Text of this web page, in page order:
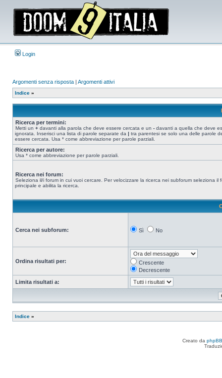
Login
Argomenti senza risposta | Argomenti attivi
Indice »
Ricerca per termini:
Metti un + davanti alla parola che deve essere cercata e un - davanti a quella che deve
ignorata. Inserisci una lista di parole separate da | tra parentesi se solo una delle parole
essere cercata. Usa * come abbreviazione per parole parziali.
Ricerca per autore:
Usa * come abbreviazione per parole parziali.
Ricerca nei forum:
Seleziona il/i forum in cui vuoi cercare. Per velocizzare la ricerca nei subforum seleziona il
principale e abilita la ricerca.
Cerca nei subforum: Sì No
Ordina risultati per:
Crescente
Decrescente
Limita risultati a:
Indice »
Creato da phpBB